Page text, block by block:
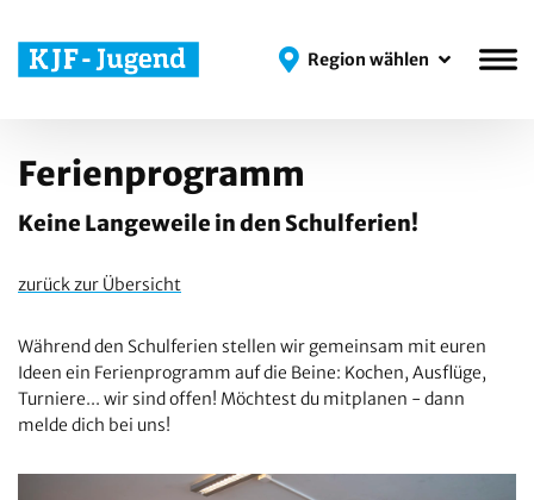
Region wählen
Region wählen
Ferienprogramm
Keine Langeweile in den Schulferien!
zurück zur Übersicht
Während den Schulferien stellen wir gemeinsam mit euren
Ideen ein Ferienprogramm auf die Beine: Kochen, Ausflüge,
Turniere... wir sind offen! Möchtest du mitplanen - dann
melde dich bei uns!